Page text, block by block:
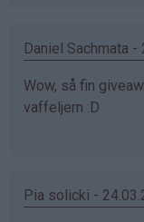
Daniel Sachmata
Wow, så fin
vaffeljern :D
Pia solicki -